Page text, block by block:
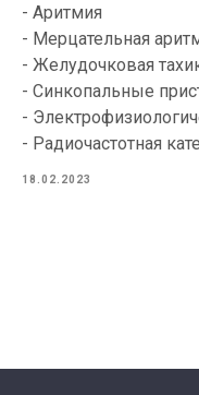
- Аритмия
- Мерцательная
- Желудочковая
- Синкопальные
-
- Радиочастотная
18.02.2023